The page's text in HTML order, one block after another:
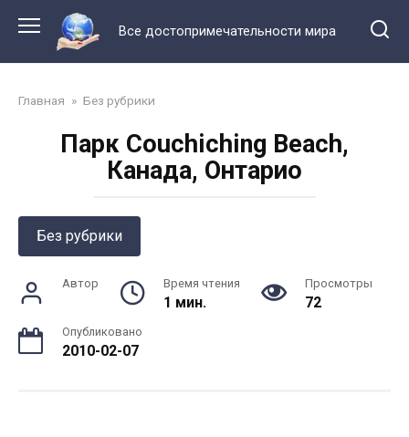
контенту
Все достопримечательности мира
Главная » Без рубрики
Парк Couchiching Beach,
Канада, Онтарио
Без рубрики
Автор Время чтения
1 мин.
Просмотры
72
Опубликовано
2010-02-07